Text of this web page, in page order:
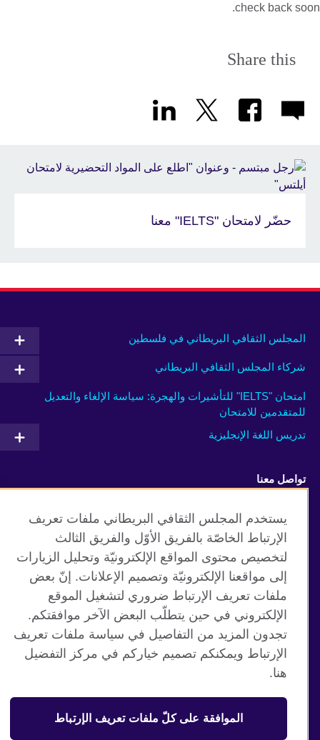
check back soon.
Share this
حضّر لامتحان "IELTS" معنا
المجلس الثقافي البريطاني في فلسطين
شركاء المجلس الثقافي البريطاني
امتحان "IELTS" للتأشيرات والهجرة: سياسة الإلغاء والتعديل
للمتقدمين للامتحان
تدريس اللغة الإنجليزية
تواصل معنا
Facebook Twitter
Youtube TikTok
موقع المجلس الثقافي البريطاني العالمي
الخصوصية وشروط الاستخدام
ملفات تعريف الإرتباط
خارطة الموقع
منظمة المملكة المتحدة الدولية للعلاقات الثقافية والفرص
يستخدم المجلس الثقافي البريطاني ملفات تعريف
الإرتباط الخاصّة بالفريق الأوّل والفريق الثالث
لتخصيص محتوى المواقع الإلكترونيّة وتحليل الزيارات
إلى مواقعنا الإلكترونيّة وتصميم الإعلانات. إنّ بعض
ملفات تعريف الإرتباط ضروري لتشغيل الموقع
الإلكتروني في حين يتطلّب البعض الآخر موافقتكم.
تجدون المزيد من التفاصيل في سياسة ملفات تعريف
الإرتباط ويمكنكم تصميم خياركم في مركز التفضيل
هنا.
الموافقة على كلّ ملفات تعريف الإرتباط